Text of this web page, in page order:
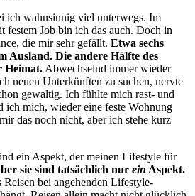
ich wahnsinnig viel unterwegs. Im
festem Job bin ich das auch. Doch in
die mir sehr gefällt. Etwa sechs
Ausland. Die andere Hälfte des
Heimat. Abwechselnd immer wieder
neuen Unterkünften zu suchen, nervte
gewaltig. Ich fühlte mich rast- und
ich mich, wieder eine feste Wohnung
das noch nicht, aber ich stehe kurz
ein Aspekt, der meinen Lifestyle für
sie sind tatsächlich nur ein Aspekt.
bei angehenden Lifestyle-